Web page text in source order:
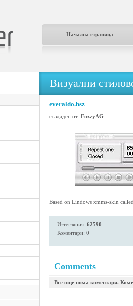
Начална страница
Визуални
everaldo.bsz
създаден от: FozzyAG
Based on Lindows xmms-skin
Изтегляния: 62590
Коментари: 0
Comments
Все още няма коментари.